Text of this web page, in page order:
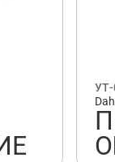
УТ-